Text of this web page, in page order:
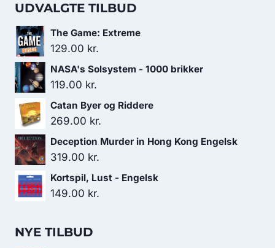
UDVALGTE TILBUD
The Game: Extreme
129.00 kr.
NASA's Solsystem - 1000 brikker
119.00 kr.
Catan Byer og Riddere
269.00 kr.
Deception Murder in Hong Kong Engelsk
319.00 kr.
Kortspil, Lust - Engelsk
149.00 kr.
NYE TILBUD